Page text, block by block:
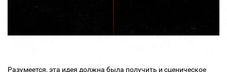
Разумеется, эта идея должна была получить и сценическое